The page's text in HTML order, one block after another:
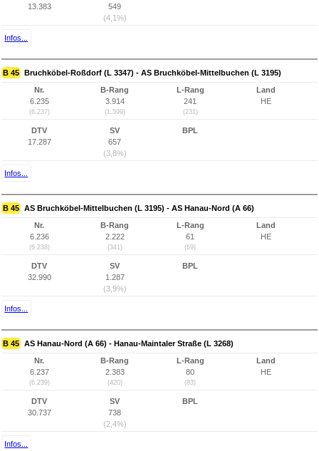
13.383
549
(4,1%)
Infos...
B 45 Bruchköbel-Roßdorf (L 3347) - AS Bruchköbel-Mittelbuchen (L 3195)
Nr.
6.235
(6.237)
B-Rang
3.914
(1.599)
L-Rang
241
(231)
Land
HE
DTV
17.287
SV
657
(3,8%)
BPL
Infos...
B 45 AS Bruchköbel-Mittelbuchen (L 3195) - AS Hanau-Nord (A 66)
Nr.
6.236
(6.238)
B-Rang
2.222
(341)
L-Rang
61
(69)
Land
HE
DTV
32.990
SV
1.287
(3,9%)
BPL
Infos...
B 45 AS Hanau-Nord (A 66) - Hanau-Maintaler Straße (L 3268)
Nr.
6.237
(6.239)
B-Rang
2.383
(420)
L-Rang
80
(83)
Land
HE
DTV
30.737
SV
738
(2,4%)
BPL
Infos...